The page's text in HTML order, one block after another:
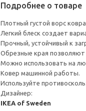
Подробнее о товаре
Плотный густой ворс
Легкий блеск создает
Прочный, устойчивый к
Обрезные края позволяют
Можно использовать на
Ковер машинной работы.
Используйте
Дизайнер:
IKEA of Sweden